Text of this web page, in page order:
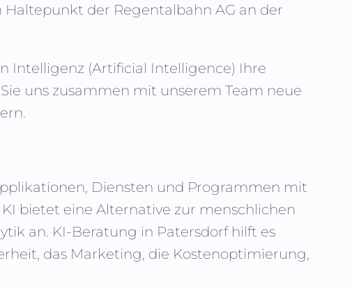
der Regentalbahn AG an der
Intelligenz (Artificial Intelligence) Ihre
uns zusammen mit unserem Team neue
Diensten und Programmen mit
bietet eine Alternative zur menschlichen
an. KI-Beratung in Patersdorfhilft es
das Marketing, die Kostenoptimierung,